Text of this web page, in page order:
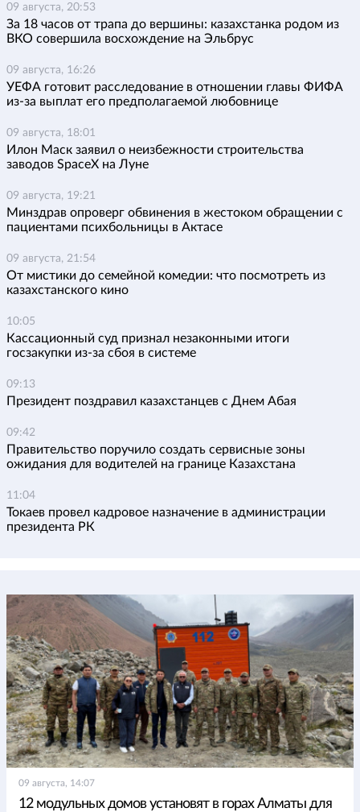
09 августа, 20:53
За 18 часов от трапа до вершины: казахстанка родом из
ВКО совершила восхождение на Эльбрус
09 августа, 16:26
УЕФА готовит расследование в отношении главы ФИФА
из-за выплат его предполагаемой любовнице
09 августа, 18:01
Илон Маск заявил о неизбежности строительства
заводов SpaceX на Луне
09 августа, 19:21
Минздрав опроверг обвинения в жестоком обращении с
пациентами психбольницы в Актасе
09 августа, 21:54
От мистики до семейной комедии: что посмотреть из
казахстанского кино
10:05
Кассационный суд признал незаконными итоги
госзакупки из-за сбоя в системе
09:13
Президент поздравил казахстанцев с Днем Абая
09:42
Правительство поручило создать сервисные зоны
ожидания для водителей на границе Казахстана
11:04
Токаев провел кадровое назначение в администрации
президента РК
09 августа, 14:07
12 модульных домов установят в горах Алматы для